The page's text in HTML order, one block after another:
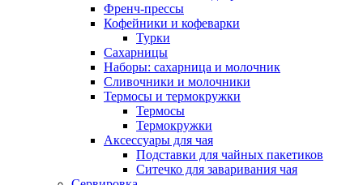
Френч-прессы
Кофейники и кофеварки
Турки
Сахарницы
Наборы: сахарница и молочник
Сливочники и молочники
Термосы и термокружки
Термосы
Термокружки
Аксессуары для чая
Подставки для чайных пакетиков
Ситечко для заваривания чая